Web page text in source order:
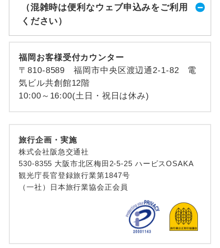
（混雑時は便利なウェブ申込みをご利用
ください）
福岡お客様受付カウンター
〒810-8589 福岡市中央区渡辺通2-1-82 電
気ビル共創館12階
10:00～16:00(土日・祝日は休み)
旅行企画・実施
株式会社阪急交通社
530-8355 大阪市北区梅田2-5-25 ハービスOSAKA
観光庁長官登録旅行業第1847号
（一社）日本旅行業協会正会員